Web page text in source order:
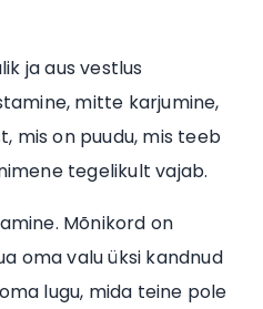
ja aus vestlus
mitte karjumine,
mis on puudu, mis teeb
tegelikult vajab.
Mõnikord on
oma valu üksi kandnud
lugu, mida teine pole